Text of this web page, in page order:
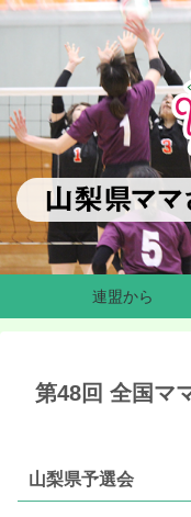
連盟から
第48回 全国マ
山梨県予選会